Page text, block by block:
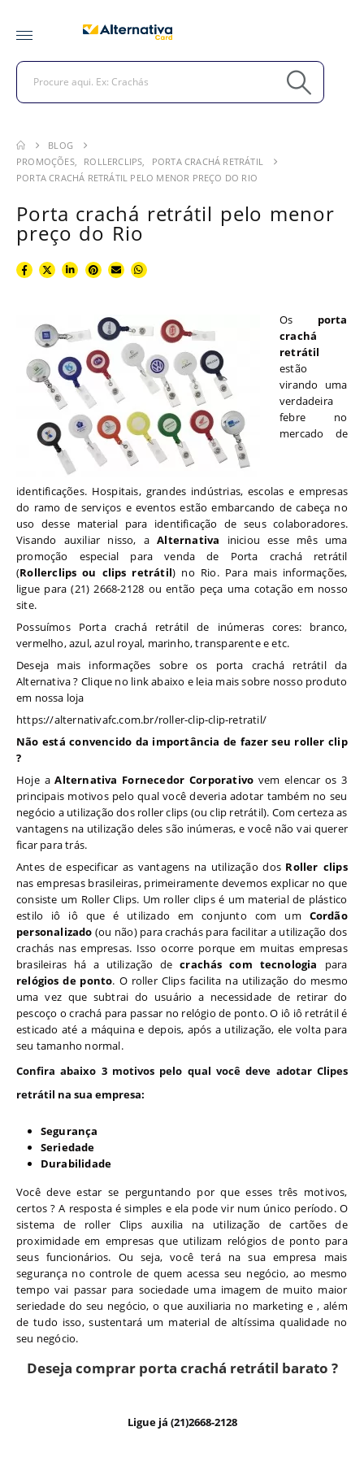
BLOG
PROMOÇÕES, ROLLERCLIPS,
PORTA CRACHÁ RETRÁTIL
PORTA CRACHÁ RETRÁTIL PELO MENOR PREÇO DO RIO
Porta crachá retrátil pelo menor
preço do Rio
Os porta
crachá
retrátil
estão
virando uma
verdadeira
febre no
mercado de
identificações. Hospitais, grandes indústrias, escolas e empresas
do ramo de serviços e eventos estão embarcando de cabeça no
uso desse material para identificação de seus colaboradores.
Visando auxiliar nisso, a Alternativa iniciou esse mês uma
promoção especial para venda de Porta crachá retrátil
(Rollerclips ou clips retrátil) no Rio. Para mais informações,
ligue para (21) 2668-2128 ou então peça uma cotação em nosso
site.
Possuímos Porta crachá retrátil de inúmeras cores: branco,
vermelho, azul, azul royal, marinho, transparente e etc.
Deseja mais informações sobre os porta crachá retrátil da
Alternativa ? Clique no link abaixo e leia mais sobre nosso produto
em nossa loja
https://alternativafc.com.br/roller-clip-clip-retratil/
Não está convencido da importância de fazer seu roller clip
?
Hoje aAlternativa Fornecedor Corporativo vem elencar os 3
principais motivos pelo qual você deveria adotar também no seu
negócio a utilização dos roller clips (ou clip retrátil). Com certeza as
vantagens na utilização deles são inúmeras, e você não vai querer
ficar para trás.
Antes de especificar as vantagens na utilização dos Roller clips
nas empresas brasileiras, primeiramente devemos explicar no que
consiste um Roller Clips. Um roller clips é um material de plástico
estilo iô iô que é utilizado em conjunto com um Cordão
personalizado (ou não) para crachás para facilitar a utilização dos
crachás nas empresas. Isso ocorre porque em muitas empresas
brasileiras há a utilização decrachás com tecnologia para
relógios de ponto. O roller Clips facilita na utilização do mesmo
uma vez que subtrai do usuário a necessidade de retirar do
pescoço o crachá para passar no relógio de ponto. O iô iô retrátil é
esticado até a máquina e depois, após a utilização, ele volta para
seu tamanho normal.
Confira abaixo 3 motivos pelo qual você deve adotar Clipes
retrátil na sua empresa:
Segurança
Seriedade
Durabilidade
Você deve estar se perguntando por que esses três motivos,
certos ? A resposta é simples e ela pode vir num único período. O
sistema de roller Clips auxilia na utilização de cartões de
proximidade em empresas que utilizam relógios de ponto para
seus funcionários. Ou seja, você terá na sua empresa mais
segurança no controle de quem acessa seu negócio, ao mesmo
tempo vai passar para sociedade uma imagem de muito maior
seriedade do seu negócio, o que auxiliaria no marketing e , além
de tudo isso, sustentará um material de altíssima qualidade no
seu negócio.
Deseja comprar porta crachá retrátil barato ?
Ligue já (21)2668-2128